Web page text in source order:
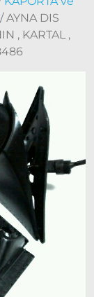
/ AYNA DIS
, KARTAL ,